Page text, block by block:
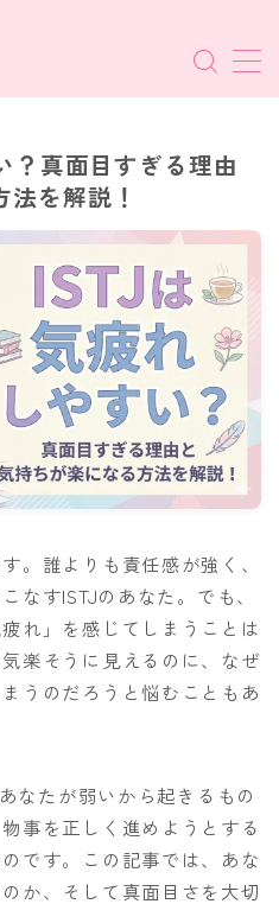
？真面目すぎる理由
を解説！
。誰よりも責任感が強く、
なすISTJのあなた。でも、
れ」を感じてしまうことは
楽そうに見えるのに、なぜ
うのだろうと悩むこともあ
なたが弱いから起きるもの
事を正しく進めようとする
です。この記事では、あな
か、そして真面目さを大切